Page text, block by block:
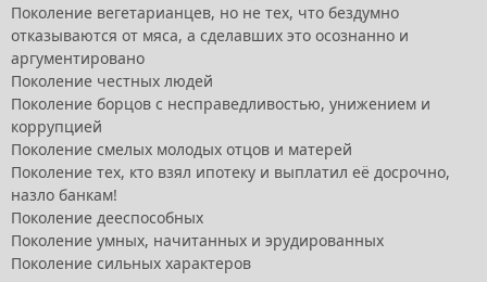
Поколение вегетарианцев, но не тех, что бездумно
отказываются от мяса, а сделавших это осознанно и
аргументировано
Поколение честных людей
Поколение борцов с несправедливостью, унижением и
коррупцией
Поколение смелых молодых отцов и матерей
Поколение тех, кто взял ипотеку и выплатил её досрочно,
назло банкам!
Поколение дееспособных
Поколение умных, начитанных и эрудированных
Поколение сильных характеров